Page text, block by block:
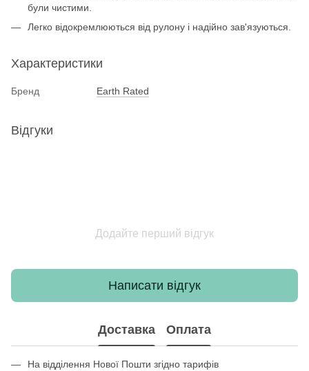
були чистими.
Легко відокремлюються від рулону і надійно зав'язуються.
Характеристики
Бренд Earth Rated
Відгуки
Додайте перший відгук
Написати відгук
Доставка Оплата
На відділення Нової Пошти згідно тарифів